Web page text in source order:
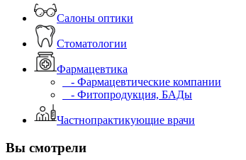
Салоны оптики
Стоматологии
Фармацевтика
- Фармацевтические компании
- Фитопродукция, БАДы
Частнопрактикующие врачи
Вы смотрели